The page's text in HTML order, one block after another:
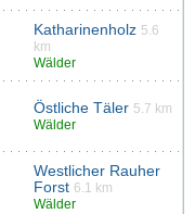
Katharinenholz 5.6
km
Wälder
Östliche Täler 5.7 km
Wälder
Westlicher Rauher
Forst 6.1 km
Wälder